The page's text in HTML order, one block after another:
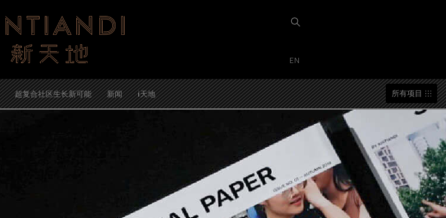
EN
超复合社区生长新可能 新闻 i天地 所有项目